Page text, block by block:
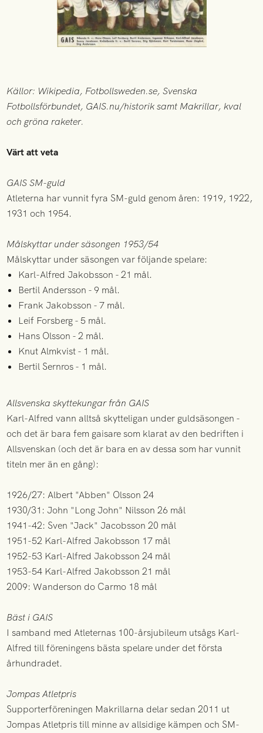
Källor: Wikipedia, Fotbollsweden.se, Svenska
Fotbollsförbundet, GAIS.nu/historik samt Makrillar, kval
och gröna raketer.
Värt att veta
GAIS SM-guld
Atleterna har vunnit fyra SM-guld genom åren: 1919, 1922,
1931 och 1954.
Målskyttar under säsongen 1953/54
Målskyttar under säsongen var följande spelare:
Karl-Alfred Jakobsson - 21 mål.
Bertil Andersson - 9 mål.
Frank Jakobsson - 7 mål.
Leif Forsberg - 5 mål.
Hans Olsson - 2 mål.
Knut Almkvist - 1 mål.
Bertil Sernros - 1 mål.
Allsvenska skyttekungar från GAIS
Karl-Alfred vann alltså skytteligan under guldsäsongen -
och det är bara fem gaisare som klarat av den bedriften i
Allsvenskan (och det är bara en av dessa som har vunnit
titeln mer än en gång):
1926/27: Albert "Abben" Olsson 24
1930/31: John "Long John" Nilsson 26 mål
1941-42: Sven "Jack" Jacobsson 20 mål
1951-52 Karl-Alfred Jakobsson 17 mål
1952-53 Karl-Alfred Jakobsson 24 mål
1953-54 Karl-Alfred Jakobsson 21 mål
2009: Wanderson do Carmo 18 mål
Bäst i GAIS
I samband med Atleternas 100-årsjubileum utsågs Karl-
Alfred till föreningens bästa spelare under det första
århundradet.
Jompas Atletpris
Supporterföreningen Makrillarna delar sedan 2011 ut
Jompas Atletpris till minne av allsidige kämpen och SM-